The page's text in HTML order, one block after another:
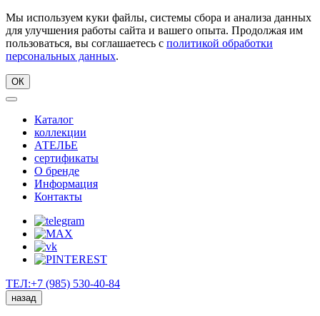
Мы используем куки файлы, системы сбора и анализа данных
для улучшения работы сайта и вашего опыта. Продолжая им
пользоваться, вы соглашаетесь с политикой обработки
персональных данных.
ОК
Каталог
коллекции
АТЕЛЬЕ
сертификаты
О бренде
Информация
Контакты
ТЕЛ:+7 (985) 530-40-84
назад